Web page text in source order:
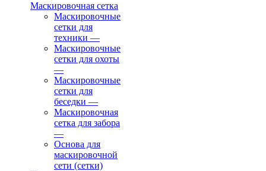
Маскировочная сетка
Маскировочные
сетки для
техники —
Маскировочные
сетки для охоты
—
Маскировочные
сетки для
беседки —
Маскировочная
сетка для забора
—
Основа для
маскировочной
сети (сетки)